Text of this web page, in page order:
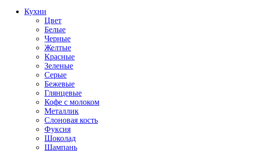
Кухни
Цвет
Белые
Черные
Желтые
Красные
Зеленые
Серые
Бежевые
Глянцевые
Кофе с молоком
Металлик
Слоновая кость
Фуксия
Шоколад
Шампань